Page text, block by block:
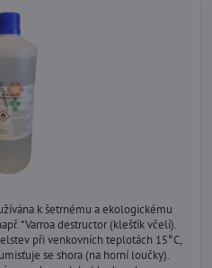
k šetrnému a ekologickému
*Varroa destructor (klešťík včelí).
při venkovních teplotách 15°C,
se shora (na horní loučky).